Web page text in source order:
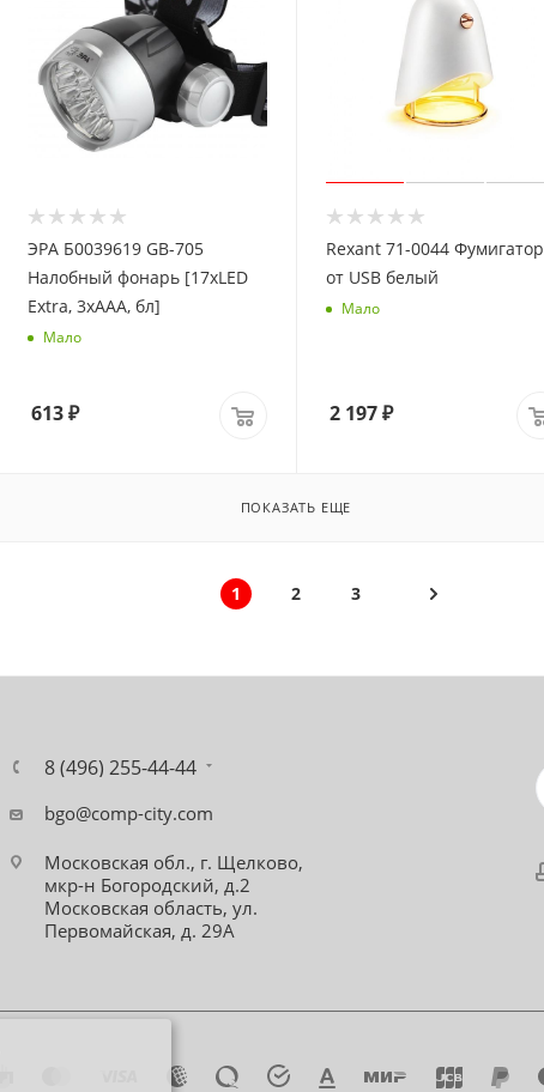
ЭРА Б0039619 GB-705
Налобный фонарь [17xLED
Extra, 3хААА, бл]
Мало
613₽
Rexant 71-0044 Фумигатор
от USB белый
Мало
2 197₽
ПОКАЗАТЬ ЕЩЕ
1 2 3
8 (496) 255-44-44
bgo@comp-city.com
Московская обл., г. Щелково,
мкр-н Богородский, д.2
Московская область, ул.
Первомайская, д. 29А